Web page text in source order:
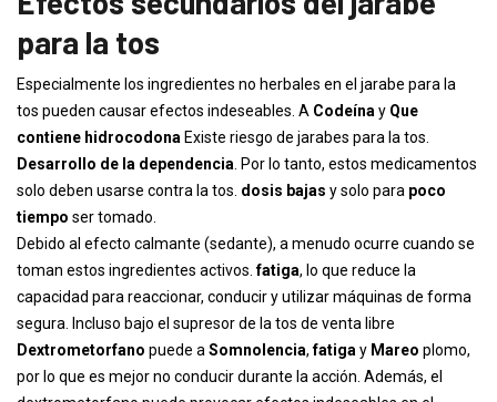
para la tos
Especialmente los ingredientes no herbales en el jarabe para la
tos pueden causar efectos indeseables. A Codeína y Que
contiene hidrocodona Existe riesgo de jarabes para la tos.
Desarrollo de la dependencia . Por lo tanto, estos medicamentos
solo deben usarse contra la tos. dosis bajas y solo para poco
tiempo ser tomado.
Debido al efecto calmante (sedante), a menudo ocurre cuando se
toman estos ingredientes activos.fatiga, lo que reduce la
capacidad para reaccionar, conducir y utilizar máquinas de forma
segura. Incluso bajo el supresor de la tos de venta libre
Dextrometorfano puede a Somnolencia,fatiga y Mareo plomo,
por lo que es mejor no conducir durante la acción. Además, el